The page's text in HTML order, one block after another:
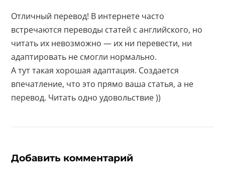
Отличный перевод! В интернете часто
встречаются переводы статей с английского, но
читать их невозможно — их ни перевести, ни
адаптировать не смогли нормально.
А тут такая хорошая адаптация. Создается
впечатление, что это прямо ваша статья, а не
перевод. Читать одно удовольствие ))
Добавить комментарий